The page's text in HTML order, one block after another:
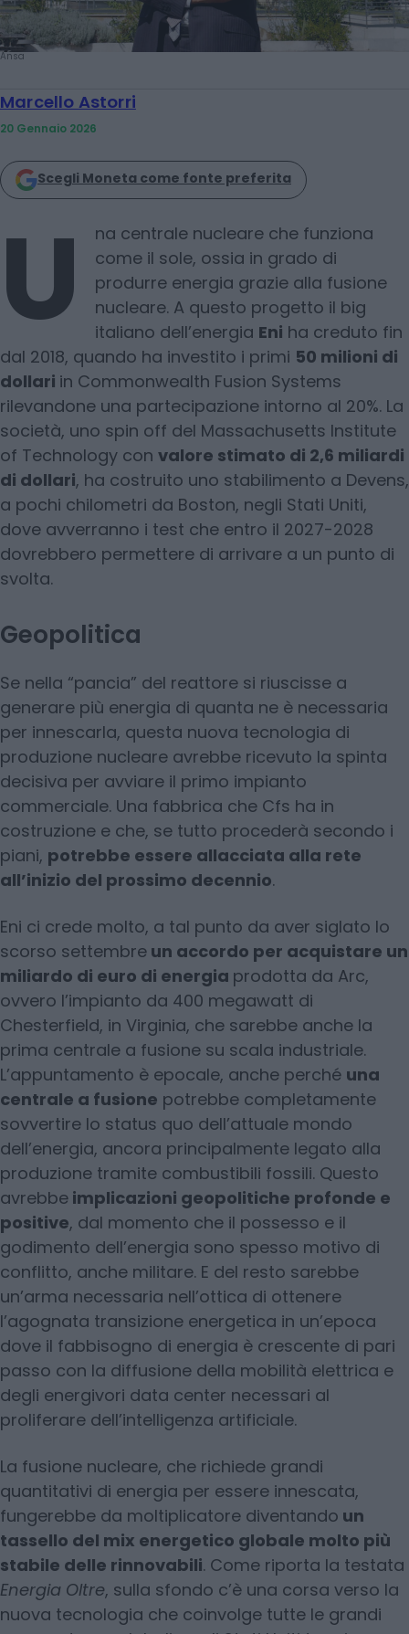
Ansa
Marcello Astorri
20 Gennaio 2026
Scegli Moneta come fonte preferita
U
na centrale nucleare che funziona
come il sole, ossia in grado di
produrre energia grazie alla fusione
nucleare. A questo progetto il big
italiano dell’energia Eni ha creduto fin
dal 2018, quando ha investito i primi 50 milioni di
dollari in Commonwealth Fusion Systems
rilevandone una partecipazione intorno al 20%. La
società, uno spin off del Massachusetts Institute
of Technology con valore stimato di 2,6 miliardi
di dollari, ha costruito uno stabilimento a Devens,
a pochi chilometri da Boston, negli Stati Uniti,
dove avverranno i test che entro il 2027-2028
dovrebbero permettere di arrivare a un punto di
svolta.
Geopolitica
Se nella “pancia” del reattore si riuscisse a
generare più energia di quanta ne è necessaria
per innescarla, questa nuova tecnologia di
produzione nucleare avrebbe ricevuto la spinta
decisiva per avviare il primo impianto
commerciale. Una fabbrica che Cfs ha in
costruzione e che, se tutto procederà secondo i
piani, potrebbe essere allacciata alla rete
all’inizio del prossimo decennio.
Eni ci crede molto, a tal punto da aver siglato lo
scorso settembre un accordo per acquistare un
miliardo di euro di energia prodotta da Arc,
ovvero l’impianto da 400 megawatt di
Chesterfield, in Virginia, che sarebbe anche la
prima centrale a fusione su scala industriale.
L’appuntamento è epocale, anche perché una
centrale a fusione potrebbe completamente
sovvertire lo status quo dell’attuale mondo
dell’energia, ancora principalmente legato alla
produzione tramite combustibili fossili. Questo
avrebbe implicazioni geopolitiche profonde e
positive, dal momento che il possesso e il
godimento dell’energia sono spesso motivo di
conflitto, anche militare. E del resto sarebbe
un’arma necessaria nell’ottica di ottenere
l’agognata transizione energetica in un’epoca
dove il fabbisogno di energia è crescente di pari
passo con la diffusione della mobilità elettrica e
degli energivori data center necessari al
proliferare dell’intelligenza artificiale.
La fusione nucleare, che richiede grandi
quantitativi di energia per essere innescata,
fungerebbe da moltiplicatore diventando un
tassello del mix energetico globale molto più
stabile delle rinnovabili. Come riporta la testata
Energia Oltre, sulla sfondo c’è una corsa verso la
nuova tecnologia che coinvolge tutte le grandi